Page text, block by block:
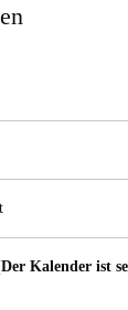
Kalender ist